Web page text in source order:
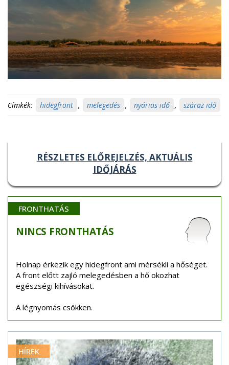
Címkék: hidegfront , melegedés , nyárias idő , száraz idő
RÉSZLETES ELŐREJELZÉS, AKTUÁLIS
IDŐJÁRÁS
FRONTHATÁS
NINCS FRONTHATÁS
Holnap érkezik egy hidegfront ami mérsékli a hőséget.
A front előtt zajló melegedésben a hő okozhat
egészségi kihívásokat.
A légnyomás csökken.
HÍREK